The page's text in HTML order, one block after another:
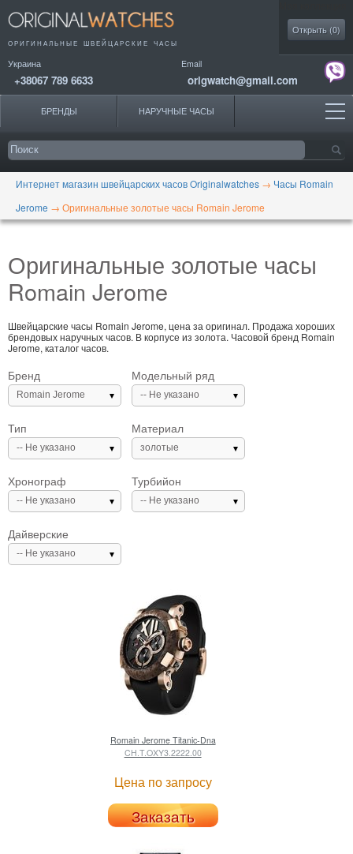
ОРИГИНАЛЬНЫЕ ШВЕЙЦАРСКИЕ ЧАСЫ
Украина
+38067 789 6633
Email
origwatch@gmail.com
Открыть (0)
БРЕНДЫ НАРУЧНЫЕ ЧАСЫ
Интернет магазин швейцарских часов Originalwatches → Часы Romain
Jerome → Оригинальные золотые часы Romain Jerome
Оригинальные золотые часы
Romain Jerome
Швейцарские часы Romain Jerome, цена за оригинал. Продажа хороших
брендовых наручных часов. В корпусе из золота. Часовой бренд Romain
Jerome, каталог часов.
Бренд
Romain Jerome
Модельный ряд
-- Не указано
Тип
-- Не указано
Материал
золотые
Хронограф
-- Не указано
Турбийон
-- Не указано
Дайверские
-- Не указано
Romain JeromeTitanic-Dna
CH.T.OXY3.2222.00
Цена по запросу
Заказать